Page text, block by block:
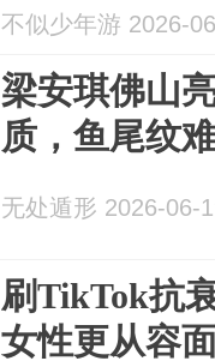
不似少年游 2026-
梁安琪佛山
质，鱼尾纹
无处遁形 2026-06-
刷TikTok抗
女性更从容